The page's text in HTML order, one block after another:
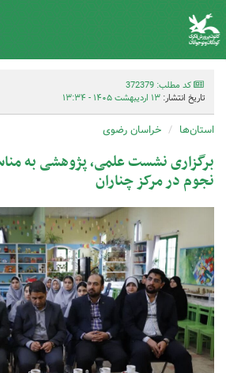
کد مطلب: 372379
تاریخ انتشار: ۱۳ اردیبهشت ۱۴۰۵ - ۱۳:۳۴
استان‌ها خراسان رضوی
برگزاری نشست علمی، پژوهشی به
نجوم در مرکز چناران